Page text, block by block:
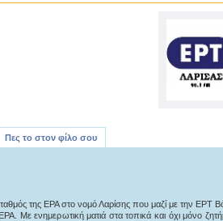
Πες το στον φίλο σου
της ΕΡΑ στο νομό Λαρίσης που μαζί με την ΕΡΤ
Με ενημερωτική ματιά στα τοπικά και όχι μόνο